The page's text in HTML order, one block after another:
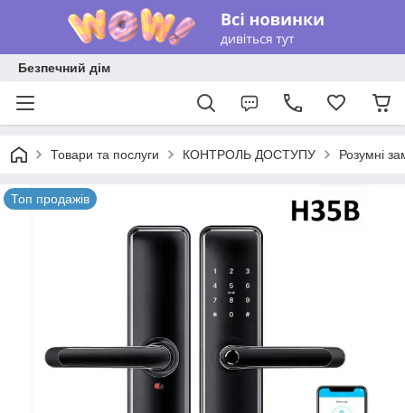
Безпечний дім
Товари та послуги КОНТРОЛЬ ДОСТУПУ Розумні
Топ продажів